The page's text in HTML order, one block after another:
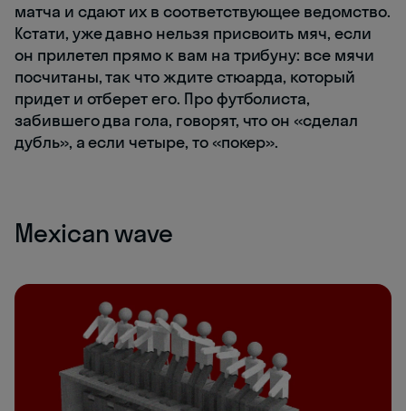
матча и сдают их в соответствующее ведомство.
Кстати, уже давно нельзя присвоить мяч, если
он прилетел прямо к вам на трибуну: все мячи
посчитаны, так что ждите стюарда, который
придет и отберет его. Про футболиста,
забившего два гола, говорят, что он «сделал
дубль», а если четыре, то «покер».
Mexican wave